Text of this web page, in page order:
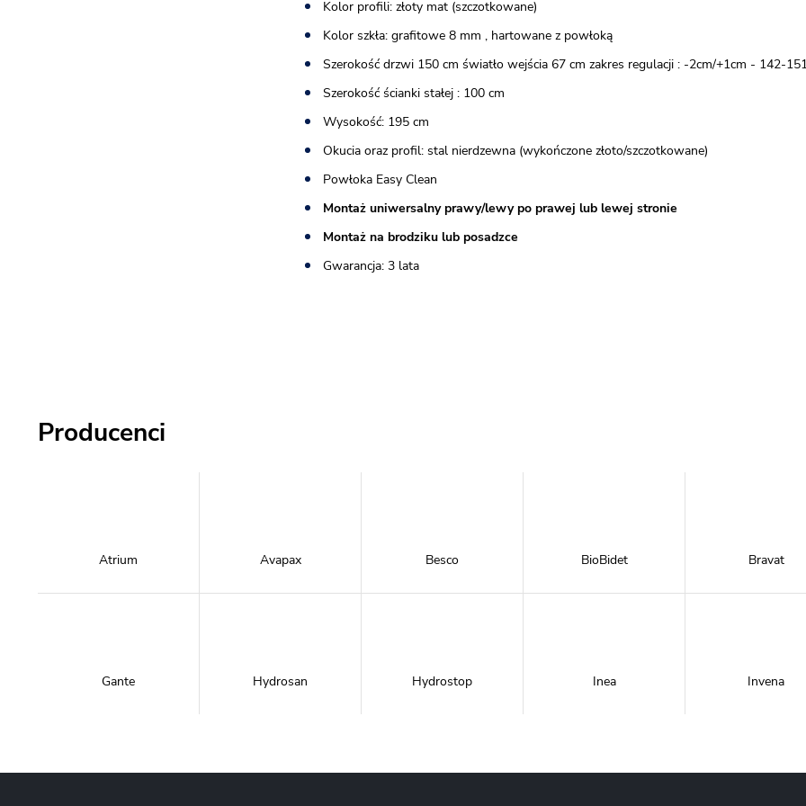
Kolor profili: złoty mat (szczotkowane)
Kolor szkła: grafitowe 8 mm , hartowane z powłoką
Szerokość drzwi 150 cm światło wejścia 67 cm zakres regulacji : -2cm/+1cm - 142-
Szerokość ścianki stałej : 100 cm
Wysokość: 195 cm
Okucia oraz profil: stal nierdzewna (wykończone złoto/szczotkowane)
Powłoka Easy Clean
Montaż uniwersalny prawy/lewy po prawej lub lewej stronie
Montaż na brodziku lub posadzce
Gwarancja: 3 lata
Producenci
Atrium Avapax Besco BioBidet Bravat
Gante Hydrosan Hydrostop Inea Invena